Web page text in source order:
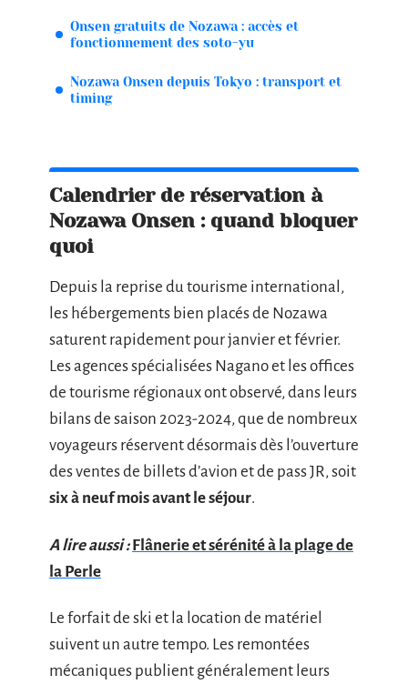
Onsen gratuits de Nozawa : accès et
fonctionnement des soto-yu
Nozawa Onsen depuis Tokyo : transport et
timing
Calendrier de réservation à
Nozawa Onsen : quand bloquer
quoi
Depuis la reprise du tourisme international,
les hébergements bien placés de Nozawa
saturent rapidement pour janvier et février.
Les agences spécialisées Nagano et les offices
de tourisme régionaux ont observé, dans leurs
bilans de saison 2023-2024, que de nombreux
voyageurs réservent désormais dès l’ouverture
des ventes de billets d’avion et de pass JR, soit
six à neuf mois avant le séjour.
A lire aussi : Flânerie et sérénité à la plage de
la Perle
Le forfait de ski et la location de matériel
suivent un autre tempo. Les remontées
mécaniques publient généralement leurs